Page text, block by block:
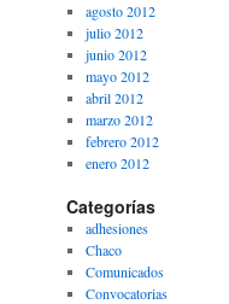
agosto 2012
julio 2012
junio 2012
mayo 2012
abril 2012
marzo 2012
febrero 2012
enero 2012
Categorías
adhesiones
Chaco
Comunicados
Convocatorias